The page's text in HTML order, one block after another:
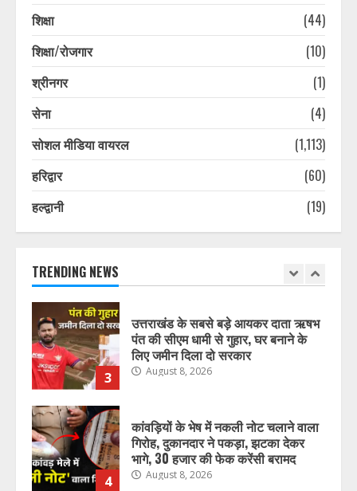
शिक्षा
(44)
शिक्षा/रोजगार
(10)
श्रीनगर
(1)
सेना
(4)
सोशल मीडिया वायरल
(1,113)
हरिद्वार
(60)
हल्द्वानी
(19)
TRENDING NEWS
7
10 साल बाद परिवार से मिला लापता शख्स,
परिजन हुए भावुक, पुलिस की ये ट्रिक आई
भारत में अब होम एप्लायंसेज भी बेचेगी
Xiaomi, लॉन्च किया नया Mijia सब-ब्रांड
August 8, 2026
2
मिलावटखोरों पर कसेगा शिकंजा, ये आदेश
3
उत्तराखंड के सबसे बड़े आयकर दाता ऋषभ
पंत की सीएम धामी से गुहार, घर बनाने के
लिए जमीन दिला दो सरकार
August 8, 2026
4
कांवड़ियों के भेष में नकली नोट चलाने वाला
गिरोह, दुकानदार ने पकड़ा, झटका देकर
भागे, 30 हजार की फेक करेंसी बरामद
August 8, 2026